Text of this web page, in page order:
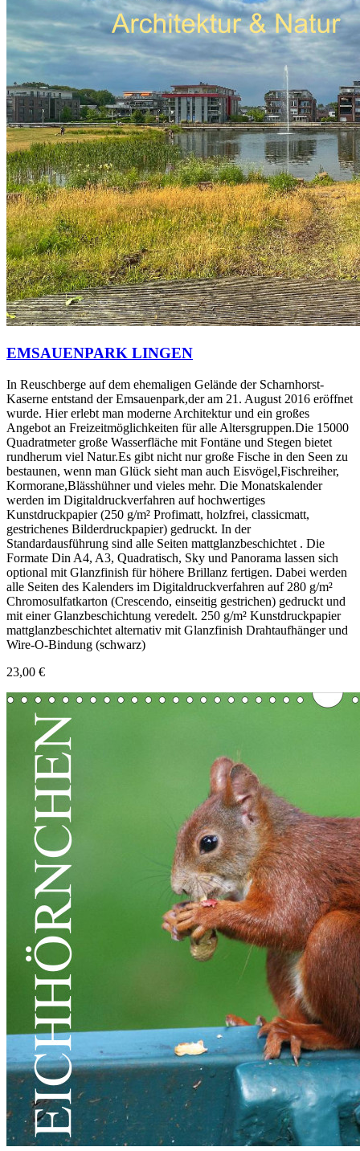
EMSAUENPARK LINGEN
In Reuschberge auf dem ehemaligen Gelände der Scharnhorst-
Kaserne entstand der Emsauenpark,der am 21. August 2016 eröffnet
wurde. Hier erlebt man moderne Architektur und ein großes
Angebot an Freizeitmöglichkeiten für alle Altersgruppen.Die 15000
Quadratmeter große Wasserfläche mit Fontäne und Stegen bietet
rundherum viel Natur.Es gibt nicht nur große Fische in den Seen zu
bestaunen, wenn man Glück sieht man auch Eisvögel,Fischreiher,
Kormorane,Blässhühner und vieles mehr. Die Monatskalender
werden im Digitaldruckverfahren auf hochwertiges
Kunstdruckpapier (250 g/m² Profimatt, holzfrei, classicmatt,
gestrichenes Bilderdruckpapier) gedruckt. In der
Standardausführung sind alle Seiten mattglanzbeschichtet . Die
Formate Din A4, A3, Quadratisch, Sky und Panorama lassen sich
optional mit Glanzfinish für höhere Brillanz fertigen. Dabei werden
alle Seiten des Kalenders im Digitaldruckverfahren auf 280 g/m²
Chromosulfatkarton (Crescendo, einseitig gestrichen) gedruckt und
mit einer Glanzbeschichtung veredelt. 250 g/m² Kunstdruckpapier
mattglanzbeschichtet alternativ mit Glanzfinish Drahtaufhänger und
Wire-O-Bindung (schwarz)
23,00 €